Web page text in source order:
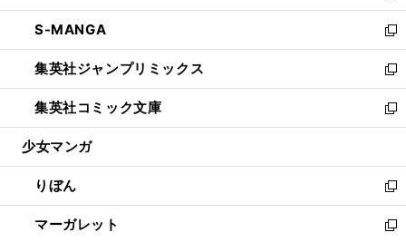
開
く
ウ
で
開
く
ン
ド
ウ
で
開
く
ウ
ィ
ン
ド
ウ
で
開
し
い
ウ
ィ
ン
ド
ウ
開
く
S-MANGA
新
し
い
ウ
ィ
ン
ウ
で
開
く
集英社ジャンプリミックス
新
し
い
ウ
ン
ド
ウ
で
集英社コミック文庫
新
し
ウ
ィ
ン
ド
少女マンガ
りぼん
新
し
い
マーガレット
新